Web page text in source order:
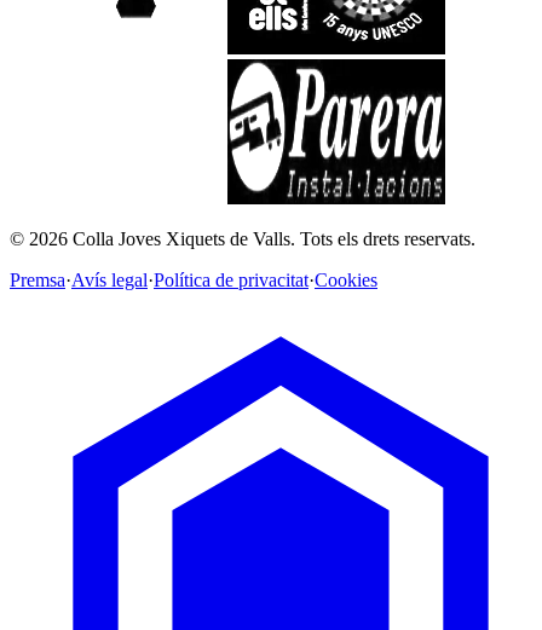
© 2026 Colla Joves Xiquets de Valls. Tots els drets reservats.
Premsa·Avís legal·Política de privacitat·Cookies